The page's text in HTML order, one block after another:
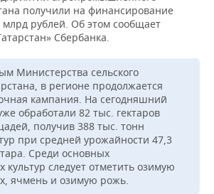
получили на финансирование
млрд рублей. Об этом сообщает
Сбербанка.
Министерства сельского
в регионе продолжается
кампания. На сегодняшний
обработали 82 тыс. гектаров
получив 388 тыс. тонн
при средней урожайности 47,3
Среди основных
культур следует отметить озимую
ячмень и озимую рожь.